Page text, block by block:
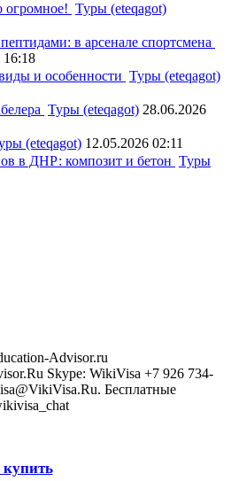
огромное! Туры (eteqagot)
в арсенале спортсмена
16:18
и особенности Туры (eteqagot)
Туры (eteqagot) 28.06.2026
(eteqagot) 12.05.2026 02:11
в ДНР: композит и бетон Туры
Advisor.ru
Skype: WikiVisa +7 926 734-
Бесплатные